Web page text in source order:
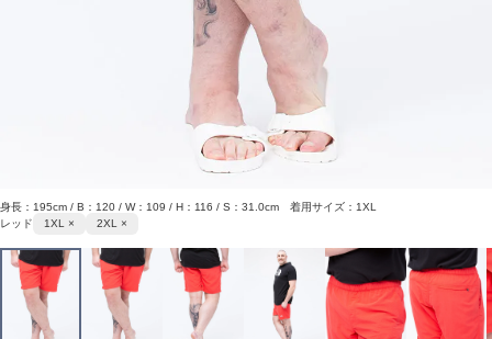
身長：195cm / B：120 / W：109 / H：116 / S：31.0cm 着用サイズ：1XL
レッド
1XL × 2XL ×